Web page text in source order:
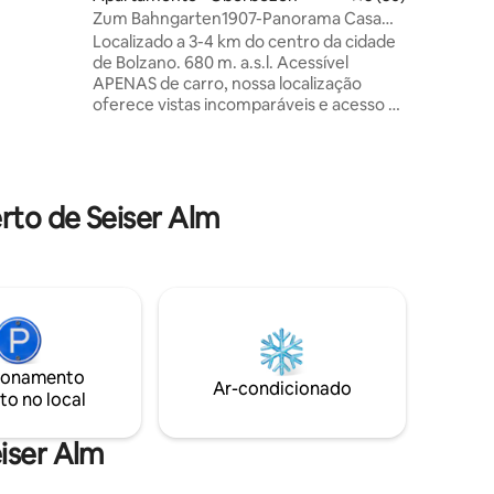
Zum Bahngarten1907-Panorama Casa
Histórica da Ferrovia
Localizado a 3-4 km do centro da cidade
de Bolzano. 680 m. a.s.l. Acessível
APENAS de carro, nossa localização
oferece vistas incomparáveis e acesso a
vistas deslumbrantes dos Dolomitas e o
som dos pássaros cantando. Desfrute de
de Seiser Alm
no local
Ar-condicionado
Alm